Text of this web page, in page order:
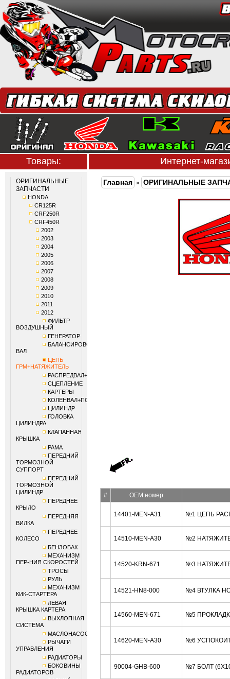
Товары: Интернет-
ОРИГИНАЛЬНЫЕ
ЗАПЧАСТИ
HONDA
CR125R
CRF250R
CRF450R
2002
2003
2004
2005
2006
2007
2008
2009
2010
2011
2012
ФИЛЬТР
ВОЗДУШНЫЙ
ГЕНЕРАТОР
БАЛАНСИРОВОЧНЫЙ
ВАЛ
ЦЕПЬ
ГРМ+НАТЯЖИТЕЛЬ
РАСПРЕДВАЛ+КЛАПАНЫ
СЦЕПЛЕНИЕ
КАРТЕРЫ
КОЛЕНВАЛ+ПОРШЕНЬ
ЦИЛИНДР
ГОЛОВКА
ЦИЛИНДРА
КЛАПАННАЯ
КРЫШКА
РАМА
ПЕРЕДНИЙ
ТОРМОЗНОЙ
СУППОРТ
ПЕРЕДНИЙ
ТОРМОЗНОЙ
ЦИЛИНДР
ПЕРЕДНЕЕ
КРЫЛО
ПЕРЕДНЯЯ
ВИЛКА
ПЕРЕДНЕЕ
КОЛЕСО
БЕНЗОБАК
МЕХАНИЗМ
ПЕР-НИЯ СКОРОСТЕЙ
ТРОСЫ
РУЛЬ
МЕХАНИЗМ
КИК-СТАРТЕРА
ЛЕВАЯ
КРЫШКА КАРТЕРА
ВЫХЛОПНАЯ
СИСТЕМА
МАСЛОНАСОС
РЫЧАГИ
УПРАВЛЕНИЯ
РАДИАТОРЫ
БОКОВИНЫ
РАДИАТОРОВ
Главная » ОРИГИНАЛЬНЫЕ
# OEM номер
14401-MEN-A31 №1 ЦЕПЬ
14510-MEN-A30 №2
14520-KRN-671 №3
14521-HN8-000 №4 ВТУЛКА
14560-MEN-671 №5
14620-MEN-A30 №6
90004-GHB-600 №7 БОЛТ